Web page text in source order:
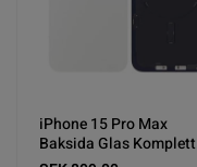
iPhone 15 Pro Max
Baksida Glas Komplett